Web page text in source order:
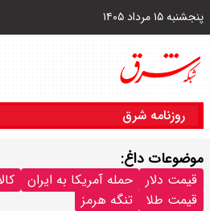
پنجشنبه ۱۵ مرداد ۱۴۰۵
روزنامه شرق
موضوعات داغ:
قیمت دلار حمله آمریکا به ایران
قیمت طلا
تنگه هرمز